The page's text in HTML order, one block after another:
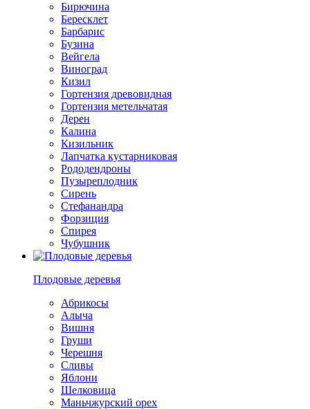
Бирючина
Бересклет
Барбарис
Бузина
Вейгела
Виноград
Кизил
Гортензия древовидная
Гортензия метельчатая
Дерен
Калина
Кизильник
Лапчатка кустарниковая
Рододендроны
Пузыреплодник
Сирень
Стефанандра
Форзиция
Спирея
Чубушник
Плодовые деревья
Абрикосы
Алыча
Вишня
Груши
Черешня
Сливы
Яблони
Шелковица
Маньчжурский орех